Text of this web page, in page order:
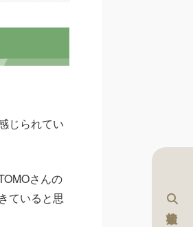
じられてい
さんの
ていると思